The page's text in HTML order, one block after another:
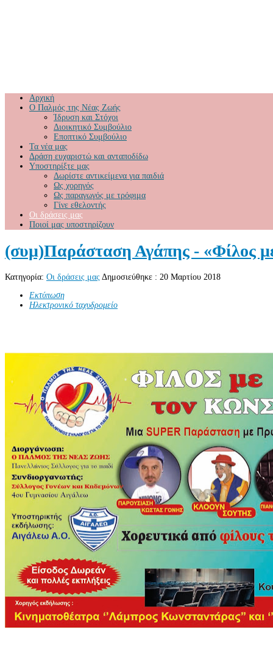
Αρχική
Ο Παλμός της Νέας Ζωής
Ίδρυση και Στόχοι
Διοικητικό Συμβούλιο
Εποπτικό Συμβούλιο
Τα νέα μας
Δράση ευχαριστώ και ανταποδίδω
Υποστηρίξτε μας
Δωρίστε αντικείμενα για παιδιά
Ως χορηγός
Ως παραγωγός με τρόφιμα
Γίνε εθελοντής
Οι δράσεις μας
Ποιοί μας υποστηρίζουν
(συμ)Παράσταση Αγάπης - «Φίλος
Κατηγορία: Οι δράσεις μας Δημοσιεύθηκε : 20 Μαρτίου 2018
Εκτύπωση
Ηλεκτρονικό ταχυδρομείο